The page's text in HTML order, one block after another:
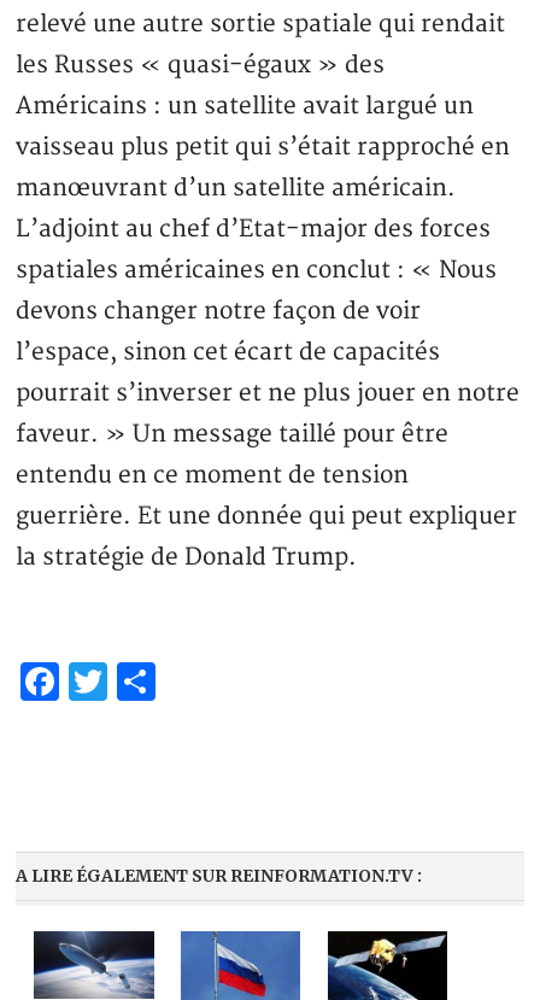
relevé une autre sortie spatiale qui rendait
les Russes « quasi-égaux » des
Américains : un satellite avait largué un
vaisseau plus petit qui s’était rapproché en
manœuvrant d’un satellite américain.
L’adjoint au chef d’Etat-major des forces
spatiales américaines en conclut : « Nous
devons changer notre façon de voir
l’espace, sinon cet écart de capacités
pourrait s’inverser et ne plus jouer en notre
faveur. » Un message taillé pour être
entendu en ce moment de tension
guerrière. Et une donnée qui peut expliquer
la stratégie de Donald Trump.
Facebook
Twitter
A LIRE ÉGALEMENT SUR REINFORMATION.TV :